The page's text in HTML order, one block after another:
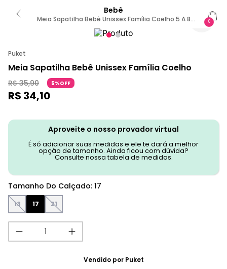
Bebê
Meia Sapatilha Bebê Unissex Família Coelho 5 A 8
0
Puket
Meia Sapatilha Bebê Unissex Família Coelho
R$ 35,90 5%OFF
R$ 34,10
Aproveite o nosso provador virtual
É só adicionar suas medidas e ele te dará a melhor
opção de tamanho. Ainda ficou com dúvida?
Consulte nossa tabela de medidas.
Tamanho Do Calçado: 17
13 17 21
Vendido por Puket